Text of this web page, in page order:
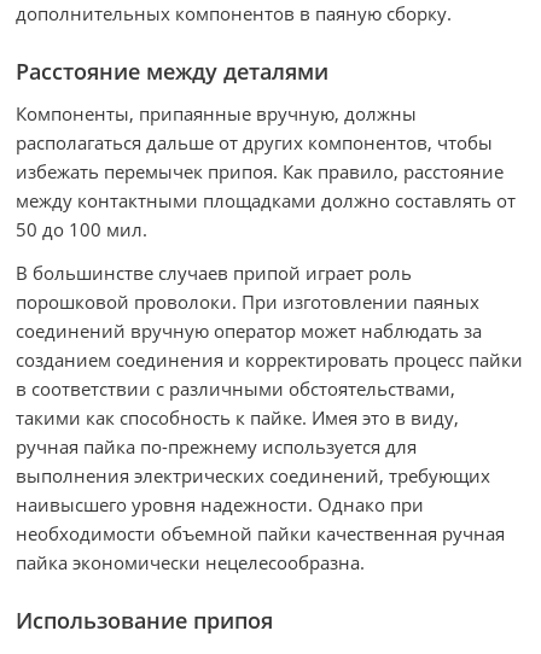
дополнительных компонентов в паяную сборку.
Расстояние между деталями
Компоненты, припаянные вручную, должны
располагаться дальше от других компонентов, чтобы
избежать перемычек припоя. Как правило, расстояние
между контактными площадками должно составлять от
50 до 100 мил.
В большинстве случаев припой играет роль
порошковой проволоки. При изготовлении паяных
соединений вручную оператор может наблюдать за
созданием соединения и корректировать процесс пайки
в соответствии с различными обстоятельствами,
такими как способность к пайке. Имея это в виду,
ручная пайка по-прежнему используется для
выполнения электрических соединений, требующих
наивысшего уровня надежности. Однако при
необходимости объемной пайки качественная ручная
пайка экономически нецелесообразна.
Использование припоя